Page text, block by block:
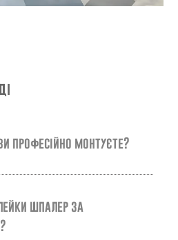
професійно монтуєте?
шпалер за